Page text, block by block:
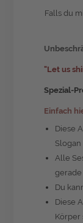
Falls du
"Let us
Spezial-
Einfach
Diese
Slogan
Alle
gerade
Du
Diese
Körper